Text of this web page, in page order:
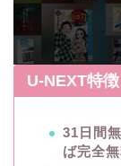
U-NEXT特徴
31日間
ば完全無